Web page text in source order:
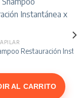
Restauración
AL CARRITO